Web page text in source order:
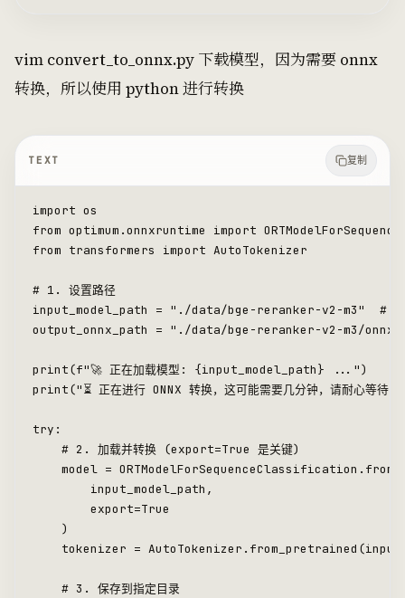
vim convert_to_onnx.py 下载模型，因为需要 onnx
转换，所以使用 python 进行转换
TEXT 复制
import os
from optimum.onnxruntime import
from transformers import AutoTokenizer
# 1. 设置路径
input_model_path = "./data/bge-reranker-v2-m3"  # 你
output_onnx_path = "./data/bge-reranker-v2-m3/onnx" #
print(f"🚀 正在加载模型: {input_model_path} ...")
print("⏳ 正在进行 ONNX 转换，这可能需要几分钟，请耐心等
try:
    # 2. 加载并转换 (export=True 是关键)
model =
        input_model_path,
        export=True
    )
tokenizer =
    # 3. 保存到指定目录